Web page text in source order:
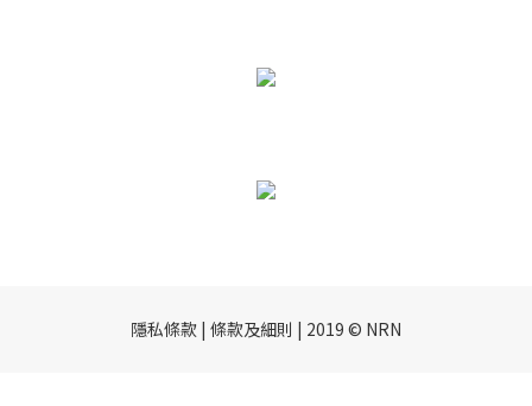
隱私條款 | 條款及細則 | 2019 © NRN